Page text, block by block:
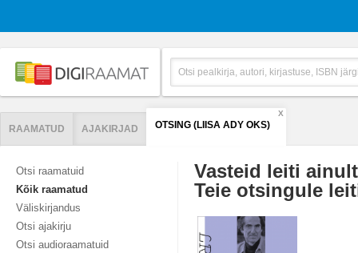
RAAMATUD AJAKIRJAD OTSING (LIISA ADY OKS)
X
Otsi raamatuid
Kõik raamatud
Väliskirjandus
Otsi ajakirju
Otsi audioraamatuid
Vasteid leiti
Teie otsingule